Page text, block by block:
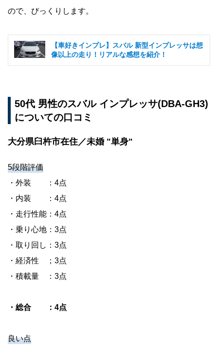
ので、びっくりします。
【車好きインプレ】スバル 新型インプレッサは想
像以上の走り！リアルな感想を紹介！
50代 男性のスバル インプレッサ(DBA-GH3)
についての口コミ
大分県臼杵市在住／未婚 "単身"
5段階評価
・外装 ：4点
・内装 ：4点
・走行性能：4点
・乗り心地：3点
・取り回し：3点
・経済性 ；3点
・積載量 ：3点
・総合 ：4点
良い点